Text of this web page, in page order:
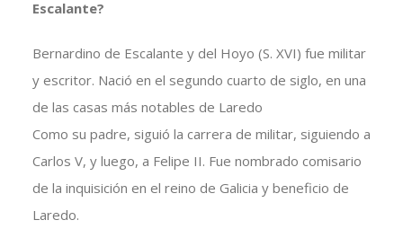
Escalante?
Bernardino de Escalante y del Hoyo (S. XVI) fue militar
y escritor. Nació en el segundo cuarto de siglo, en una
de las casas más notables de Laredo
Como su padre, siguió la carrera de militar, siguiendo a
Carlos V, y luego, a Felipe II. Fue nombrado comisario
de la inquisición en el reino de Galicia y beneficio de
Laredo.